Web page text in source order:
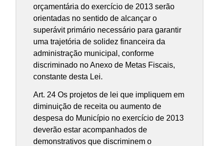
orçamentária do exercício de 2013 serão
orientadas no sentido de alcançar o
superávit primário necessário para garantir
uma trajetória de solidez financeira da
administração municipal, conforme
discriminado no Anexo de Metas Fiscais,
constante desta Lei.
Art. 24 Os projetos de lei que impliquem em
diminuição de receita ou aumento de
despesa do Município no exercício de 2013
deverão estar acompanhados de
demonstrativos que discriminem o